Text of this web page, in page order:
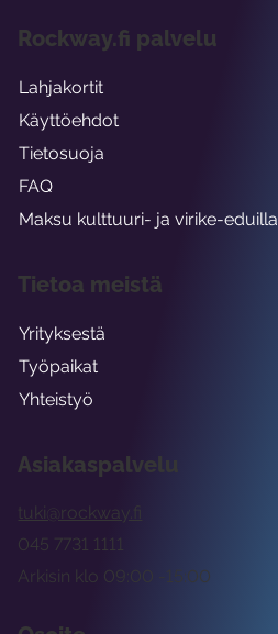
Asiakaspalvelu
tuki@rockway.fi
Arkisin klo 09:00 -15:00
045 7731 1111
Rockway.fi palvelu
Lahjakortit
Käyttöehdot
Tietosuoja
FAQ
Maksu kulttuuri- ja virike-eduilla
Tietoa meistä
Yrityksestä
Työpaikat
Yhteistyö